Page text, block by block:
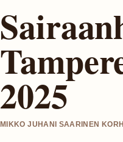
2025
MIKKO JUHANI SAARINEN